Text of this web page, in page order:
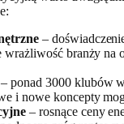
–
wrażliwość branży na
– ponad 3000 klubów
i nowe koncepty
– rosnące ceny